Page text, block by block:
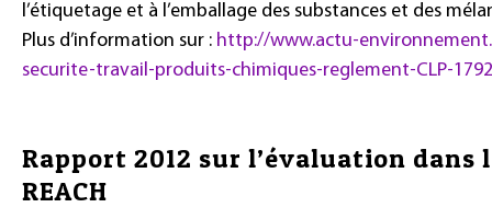
l’étiquetage et à l’emballage des substances et des
Plus d’information sur : http://www.actu-
securite-travail-produits-chimiques-reglement-CLP-
Rapport 2012 sur l’évaluation dans
REACH